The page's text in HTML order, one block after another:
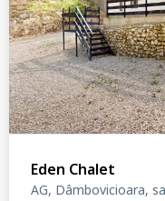
Eden Chalet
AG, Dâmbovicioara,